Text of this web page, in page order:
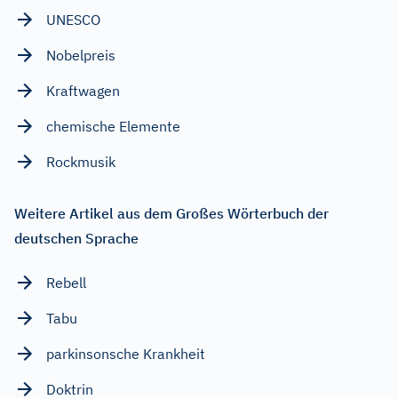
UNESCO
Nobelpreis
Kraftwagen
chemische Elemente
Rockmusik
Weitere Artikel aus dem Großes Wörterbuch der
deutschen Sprache
Rebell
Tabu
parkinsonsche Krankheit
Doktrin